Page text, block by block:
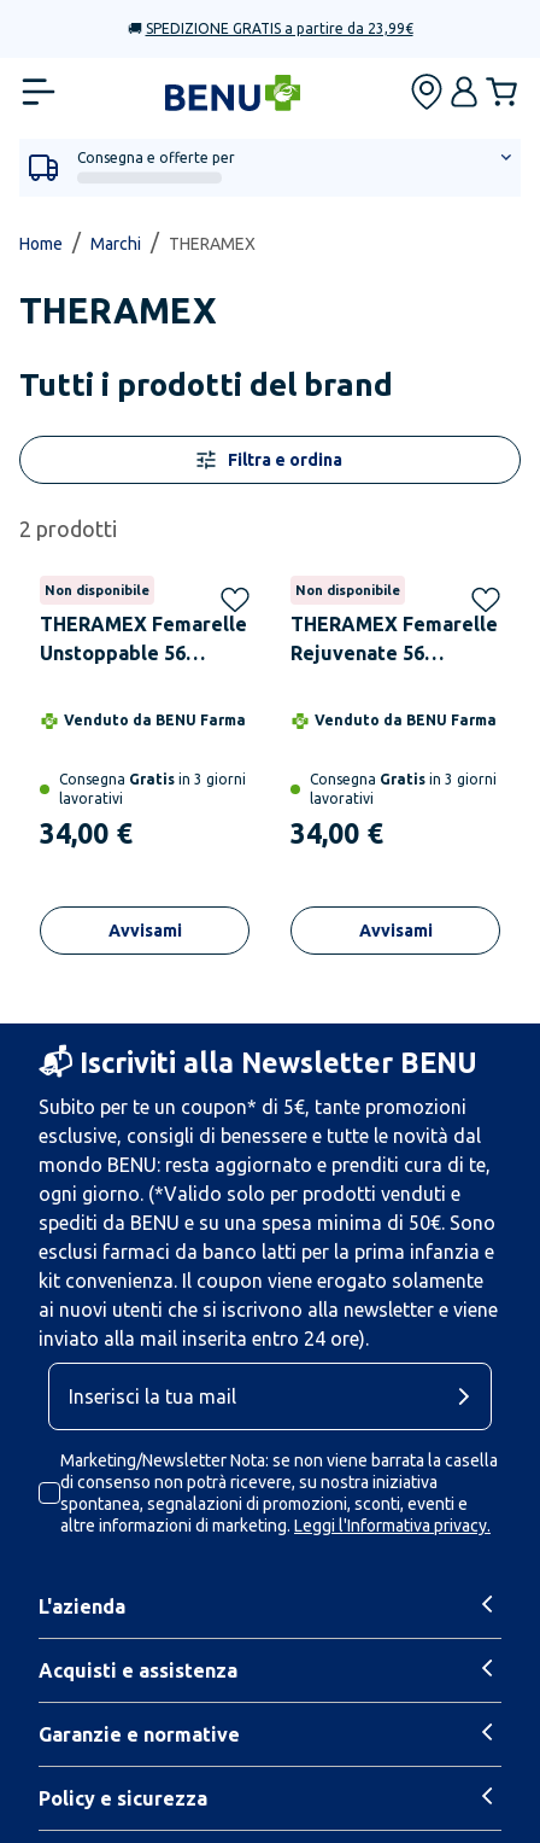
🚚 SPEDIZIONE GRATIS a partire da 23,99€
Consegna e offerte per
Home / Marchi / THERAMEX
THERAMEX
Tutti i prodotti del brand
Filtra e ordina
2 prodotti
Non disponibile
THERAMEX Femarelle
Unstoppable 56
Venduto da BENU Farma
Consegna Gratis in 3 giorni
lavorativi
34,00 €
Avvisami
Non disponibile
THERAMEX Femarelle
Rejuvenate 56
Venduto da BENU Farma
Consegna Gratis in 3 giorni
lavorativi
34,00 €
Avvisami
📬 Iscriviti alla Newsletter BENU
Subito per te un coupon* di 5€, tante promozioni
esclusive, consigli di benessere e tutte le novità dal
mondo BENU: resta aggiornato e prenditi cura di te,
ogni giorno. (*Valido solo per prodotti venduti e
spediti da BENU e su una spesa minima di 50€. Sono
esclusi farmaci da banco latti per la prima infanzia e
kit convenienza. Il coupon viene erogato solamente
ai nuovi utenti che si iscrivono alla newsletter e viene
inviato alla mail inserita entro 24 ore).
Marketing/Newsletter Nota: se non viene barrata la casella
di consenso non potrà ricevere, su nostra iniziativa
spontanea, segnalazioni di promozioni, sconti, eventi e
altre informazioni di marketing. Leggi l'Informativa privacy.
L'azienda
Acquisti e assistenza
Garanzie e normative
Policy e sicurezza